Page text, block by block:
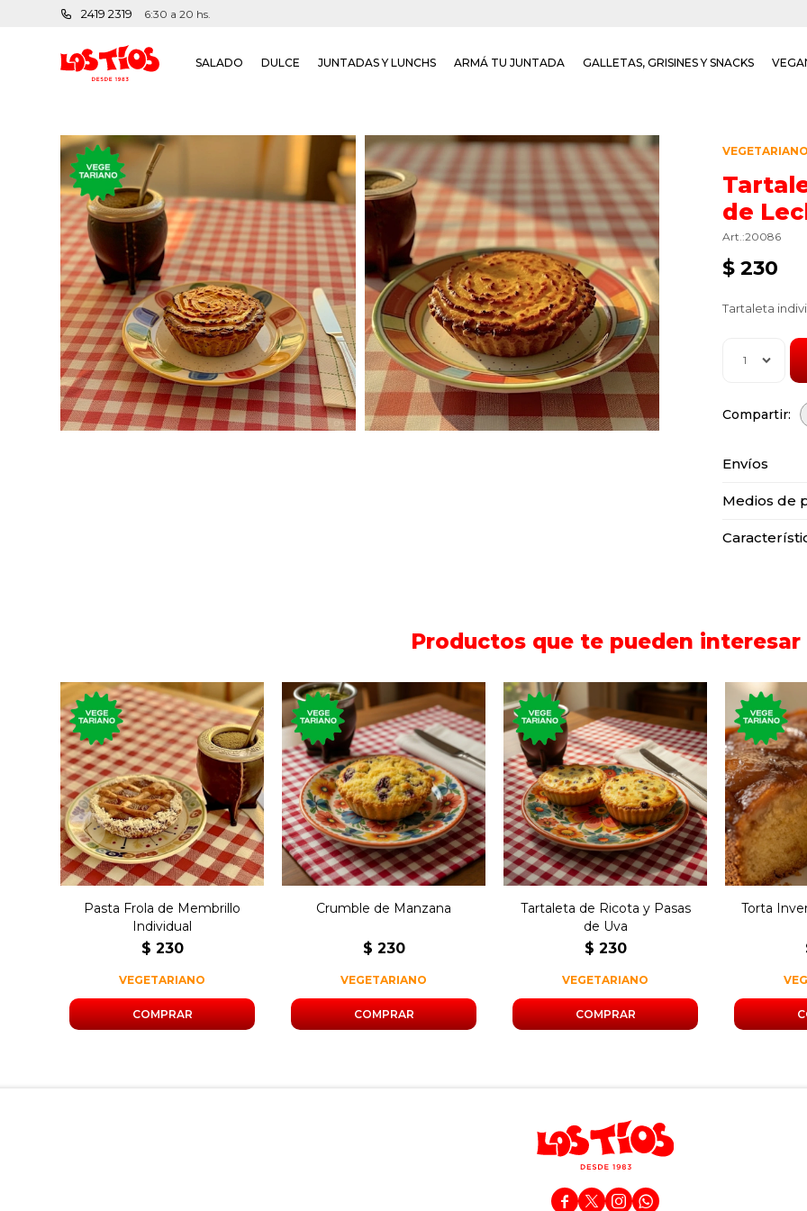
SALADO DULCE JUNTADAS Y LUNCHS ARMÁ TU JUNTADA GALLETAS, GRISINES Y SNACKS
2419 2319 6:30 a 20 hs.
VEGETARIANO
de
20086
$ 230
Tartaleta
1
Envíos
Medios de
Productos que te pueden interesar
La clásica tarta rellena con
dulce de membrillo.
Pasta Frola de Membrillo
Individual
$ 230
VEGETARIANO
Masa crocante dulce con
manzana cocida, pasas de
uva, nueces y canela.
Crumble de Manzana
$ 230
VEGETARIANO
Tartaleta con ricota y
pasas de uva cubierta de
azúcar impalpable.
Tartaleta de Ricota y Pasas
de Uva
$ 230
VEGETARIANO
Porción
de
Torta
   